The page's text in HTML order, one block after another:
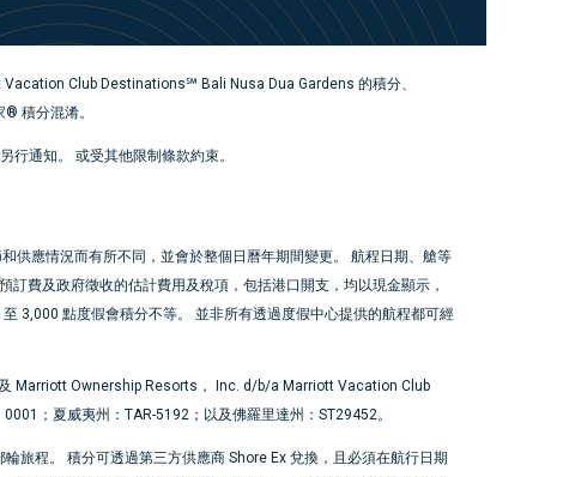
Club Destinations℠ Bali Nusa Dua Gardens 的積分、
積分混淆。
行通知。 或受其他限制條款約束。
供應情況而有所不同，並會於整個日曆年期間變更。 航程日期、艙等
費及政府徵收的估計費用及稅項，包括港口開支，均以現金顯示，
3,000 點度假會積分不等。 並非所有透過度假中心提供的航程都可經
Marriott Ownership Resorts， Inc. d/b/a Marriott Vacation Club
；夏威夷州：TAR-5192；以及佛羅里達州：ST29452。
旅程。 積分可透過第三方供應商 Shore Ex 兌換，且必須在航行日期